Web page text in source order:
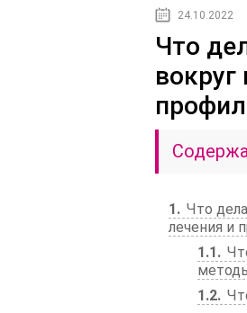
24.10.2022
Что
1
Что
лечения и
1.1
1.2